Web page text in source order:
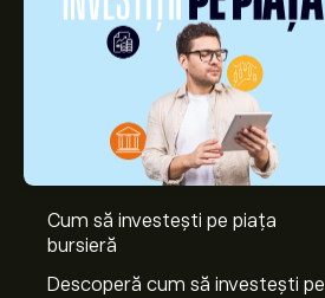
Cum să investești pe piața
bursieră
Descoperă cum să investești pe